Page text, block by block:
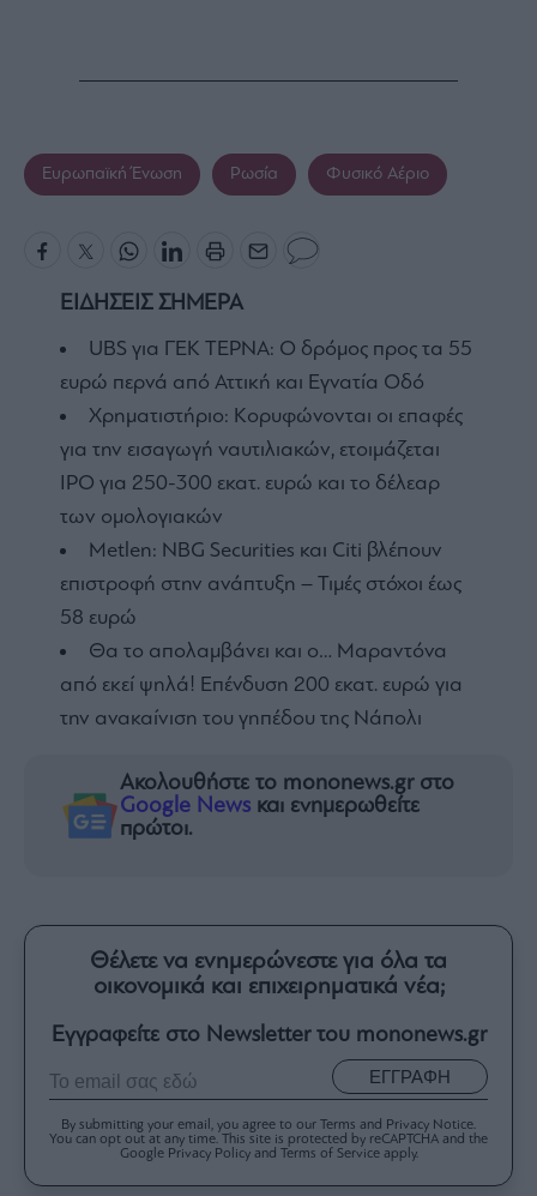
Ευρωπαϊκή Ένωση Ρωσία Φυσικό Αέριο
ΕΙΔΗΣΕΙΣ ΣΗΜΕΡΑ
UBS για ΓΕΚ ΤΕΡΝΑ: Ο δρόμος προς τα 55
ευρώ περνά από Αττική και Εγνατία Οδό
Χρηματιστήριο: Κορυφώνονται οι επαφές
για την εισαγωγή ναυτιλιακών, ετοιμάζεται
IPO για 250-300 εκατ. ευρώ και το δέλεαρ
των ομολογιακών
Metlen: NBG Securities και Citi βλέπουν
επιστροφή στην ανάπτυξη – Τιμές στόχοι έως
58 ευρώ
Θα το απολαμβάνει και ο… Μαραντόνα
από εκεί ψηλά! Επένδυση 200 εκατ. ευρώ για
την ανακαίνιση του γηπέδου της Νάπολι
Ακολουθήστε το mononews.gr στο
Google News και ενημερωθείτε
πρώτοι.
Θέλετε να ενημερώνεστε για όλα τα
οικονομικά και επιχειρηματικά νέα;
Εγγραφείτε στο Newsletter του mononews.gr
ΕΓΓΡΑΦΗ
By submitting your email, you agree to our Terms and Privacy Notice.
You can opt out at any time. This site is protected by reCAPTCHA and the
Google Privacy Policy and Terms of Service apply.